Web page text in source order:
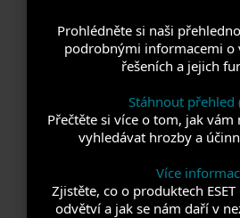
Prohlédněte si naši
podrobnými informacemi o
řešeních a jejich
Stáhnout přehled
Přečtěte si více o tom, jak vám
vyhledávat hrozby a
Více
Zjistěte, co o produktech
odvětví a jak se nám daří v